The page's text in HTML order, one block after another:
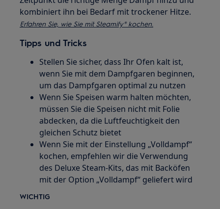
kombiniert ihn bei Bedarf mit trockener Hitze.
Erfahren Sie, wie Sie mit Steamify® kochen.
Tipps und Tricks
Stellen Sie sicher, dass Ihr Ofen kalt ist,
wenn Sie mit dem Dampfgaren beginnen,
um das Dampfgaren optimal zu nutzen
Wenn Sie Speisen warm halten möchten,
müssen Sie die Speisen nicht mit Folie
abdecken, da die Luftfeuchtigkeit den
gleichen Schutz bietet
Wenn Sie mit der Einstellung „Volldampf“
kochen, empfehlen wir die Verwendung
des Deluxe Steam-Kits, das mit Backöfen
mit der Option „Volldampf“ geliefert wird
WICHTIG